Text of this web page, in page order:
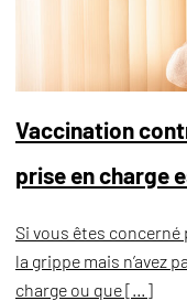
Vaccination
prise en charge
Si vous êtes
la grippe mais n’avez
charge ou que […]